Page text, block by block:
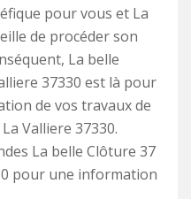
pour vous et La
de procéder son
La belle
37330 est là pour
de vos travaux de
Valliere 37330.
La belle Clôture 37
pour une information